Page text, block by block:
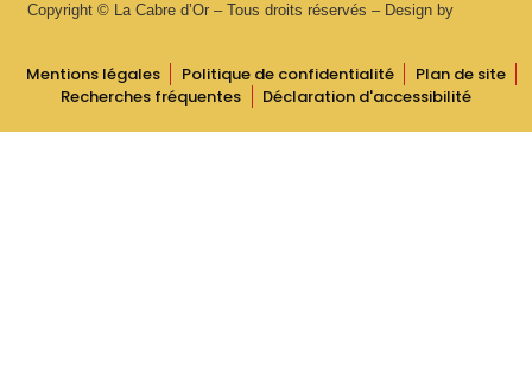
Copyright © La Cabre d’Or – Tous droits réservés – Design by
Mentions légales Politique de confidentialité
Plan de site
Recherches fréquentes
Déclaration d'accessibilité